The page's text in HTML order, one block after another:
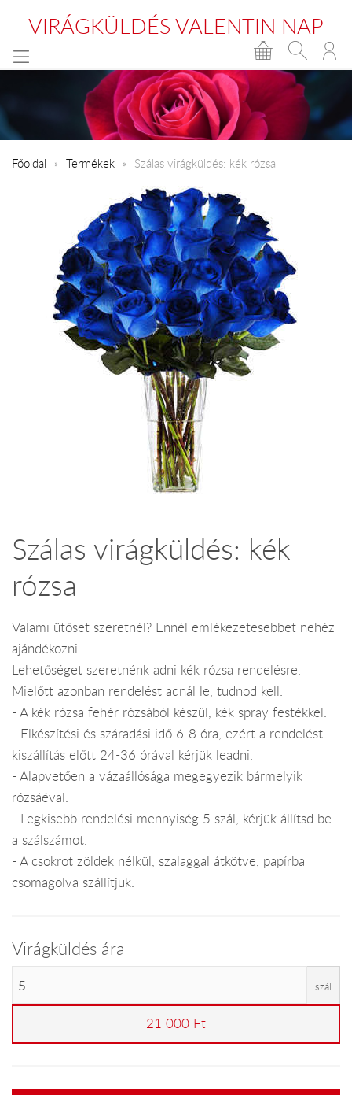
VIRÁGKÜLDÉS VALENTIN NAP
Főoldal Termékek Szálas virágküldés: kék rózsa
Szálas virágküldés: kék
rózsa
Valami ütőset szeretnél? Ennél emlékezetesebbet nehéz
ajándékozni.
Lehetőséget szeretnénk adni kék rózsa rendelésre.
Mielőtt azonban rendelést adnál le, tudnod kell:
- A kék rózsa fehér rózsából készül, kék spray festékkel.
- Elkészítési és száradási idő 6-8 óra, ezért a rendelést
kiszállítás előtt 24-36 órával kérjük leadni.
- Alapvetően a vázaállósága megegyezik bármelyik
rózsáéval.
- Legkisebb rendelési mennyiség 5 szál, kérjük állítsd be
a szálszámot.
- A csokrot zöldek nélkül, szalaggal átkötve, papírba
csomagolva szállítjuk.
Virágküldés ára
szál
21 000 Ft